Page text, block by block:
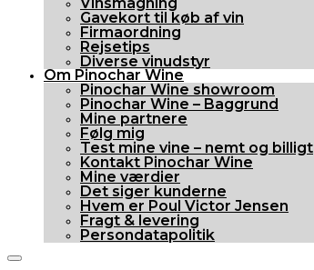
Gavekort til køb af vin
Firmaordning
Rejsetips
Diverse vinudstyr
Om Pinochar Wine
Pinochar Wine showroom
Pinochar Wine – Baggrund
Mine partnere
Følg mig
Test mine vine – nemt og billigt
Kontakt Pinochar Wine
Mine værdier
Det siger kunderne
Hvem er Poul Victor Jensen
Fragt & levering
Persondatapolitik